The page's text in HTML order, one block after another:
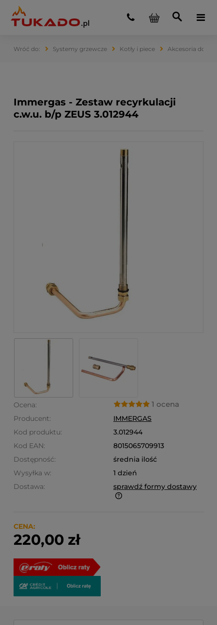
Systemy grzewcze Kotły i piece Akcesoria do
Immergas - Zestaw recyrkulacji
c.w.u. b/p ZEUS 3.012944
Ocena: 1 ocena
Producent:
IMMERGAS
Kod produktu:
3.012944
Kod EAN:
8015065709913
Dostępność:
średnia ilość
Wysyłka w:
1 dzień
Dostawa:
sprawdź formy dostawy
produktów które się w nim znajdują.
CENA:
220,00 zł